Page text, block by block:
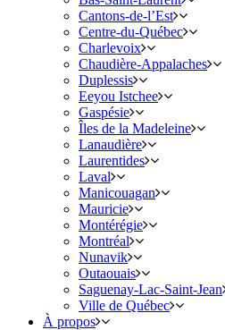
Cantons-de-l’Est
Centre-du-Québec
Charlevoix
Chaudière-Appalaches
Duplessis
Eeyou Istchee
Gaspésie
Îles de la Madeleine
Lanaudière
Laurentides
Laval
Manicouagan
Mauricie
Montérégie
Montréal
Nunavik
Outaouais
Saguenay-Lac-Saint-Jean
Ville de Québec
À propos